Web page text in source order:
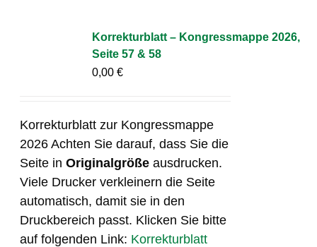
Korrekturblatt – Kongressmappe 2026,
Seite 57 & 58
0,00€
Korrekturblatt zur Kongressmappe
2026 Achten Sie darauf, dass Sie die
Seite inOriginalgröße ausdrucken.
Viele Drucker verkleinern die Seite
automatisch, damit sie in den
Druckbereich passt. Klicken Sie bitte
auf folgenden Link: Korrekturblatt